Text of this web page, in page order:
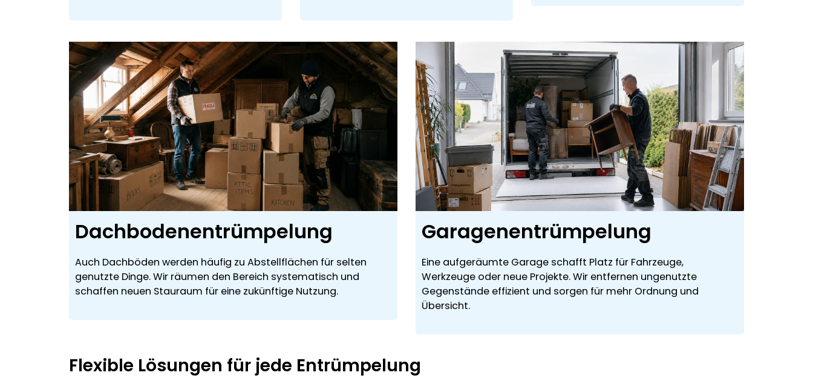
Dachbodenentrümpelung
Auch Dachböden werden häufig zu Abstellflächen für selten
genutzte Dinge. Wir räumen den Bereich systematisch und
schaffen neuen Stauraum für eine zukünftige Nutzung.
Garagenentrümpelung
Eine aufgeräumte Garage schafft Platz für Fahrzeuge,
Werkzeuge oder neue Projekte. Wir entfernen ungenutzte
Gegenstände effizient und sorgen für mehr Ordnung und
Übersicht.
Flexible Lösungen für jede Entrümpelung